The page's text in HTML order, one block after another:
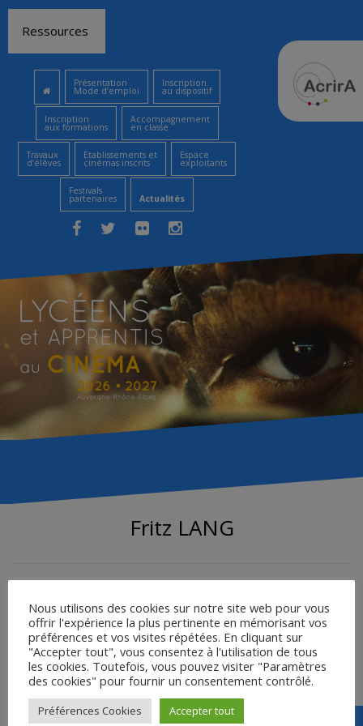
contenu
Ressources
Présentation
Mode d’emploi
Inscription
au dispositif
Inscription
aux formations
Accompagnement
en classe
Travaux
d’élèves
Etablissements et
cinémas inscrits
Espace
exploitants
Festivals
partenaires Actualités
Fritz LANG
autrichienne Fritz Lang avant la réalisation deM le maudit
par Jean-Claude Brun.
FRITZ LANG AVANT M – Jean-Claude Brun
Nous utilisons des cookies sur notre site web pour vous
offrir l'expérience la plus pertinente en mémorisant vos
préférences et vos visites répétées. En cliquant sur
"Accepter tout", vous consentez à l'utilisation de tous
les cookies. Toutefois, vous pouvez visiter "Paramètres
des cookies" pour fournir un consentement contrôlé.
Préférences Cookies Accepter tout